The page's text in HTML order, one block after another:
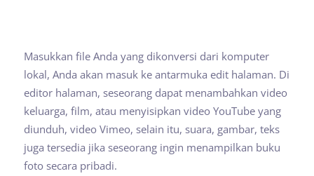
Masukkan file Anda yang dikonversi dari komputer
lokal, Anda akan masuk ke antarmuka edit halaman. Di
editor halaman, seseorang dapat menambahkan video
keluarga, film, atau menyisipkan video YouTube yang
diunduh, video Vimeo, selain itu, suara, gambar, teks
juga tersedia jika seseorang ingin menampilkan buku
foto secara pribadi.